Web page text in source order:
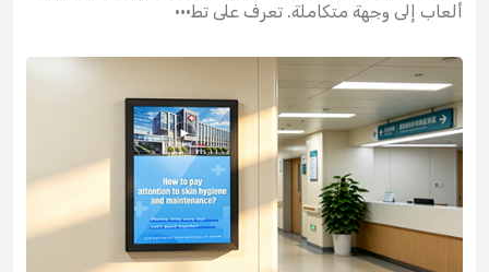
ألعاب إلى وجهة متكاملة. تعرف على تط···